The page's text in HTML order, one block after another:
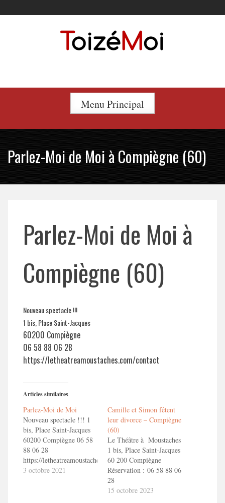
to
Menu Principal
Parlez-Moi de Moi à Compiègne (60)
Parlez-Moi de Moi à
Compiègne (60)
Nouveau spectacle !!!
1 bis, Place Saint-Jacques
60200 Compiègne
06 58 88 06 28
https://letheatreamoustaches.com/contact
Articles similaires
Parlez-Moi de Moi
Nouveau spectacle !!! 1
bis, Place Saint-Jacques
60200 Compiègne 06 58
88 06 28
https://letheatreamoustaches.com/contact
3 octobre 2021
Camille et Simon fêtent
leur divorce – Compiègne
(60)
Le Théâtre à Moustaches
1 bis, Place Saint-Jacques
60 200 Compiègne
Réservation : 06 58 88 06
28
https://letheatreamoustaches.com/contact
15 octobre 2023